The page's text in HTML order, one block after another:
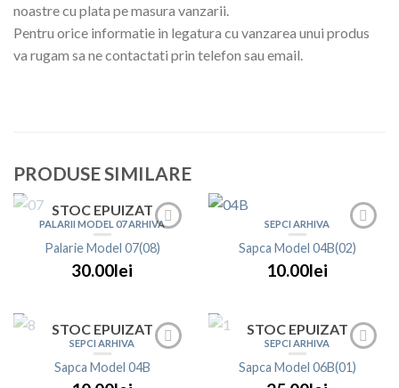
noastre cu plata pe masura vanzarii.
Pentru orice informatie in legatura cu vanzarea unui produs
va rugam sa ne contactati prin telefon sau email.
PRODUSE SIMILARE
STOC EPUIZAT
PALARII MODEL 07 ARHIVA
Palarie Model 07(08)
30.00lei
SEPCI ARHIVA
Sapca Model 04B(02)
10.00lei
STOC EPUIZAT
SEPCI ARHIVA
Sapca Model 04B
STOC EPUIZAT
SEPCI ARHIVA
Sapca Model 06B(01)